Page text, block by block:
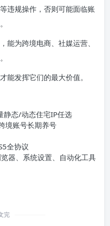
违规操作，否则可能面临账
能为跨境电商、社媒运营、
能发挥它们的最大价值。
静态/动态住宅IP任选
境账号长期养号
全协议
器、系统设置、自动化工具
完